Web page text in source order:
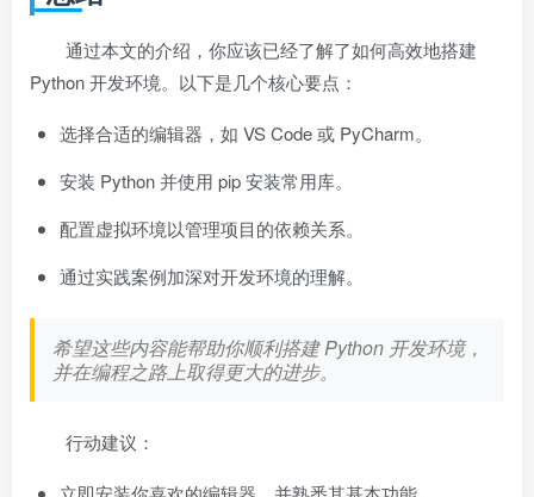
通过本文的介绍，你应该已经了解了如何高效地搭建
Python 开发环境。以下是几个核心要点：
选择合适的编辑器，如 VS Code 或 PyCharm。
安装 Python 并使用 pip 安装常用库。
配置虚拟环境以管理项目的依赖关系。
通过实践案例加深对开发环境的理解。
希望这些内容能帮助你顺利搭建 Python 开发环境，
并在编程之路上取得更大的进步。
行动建议：